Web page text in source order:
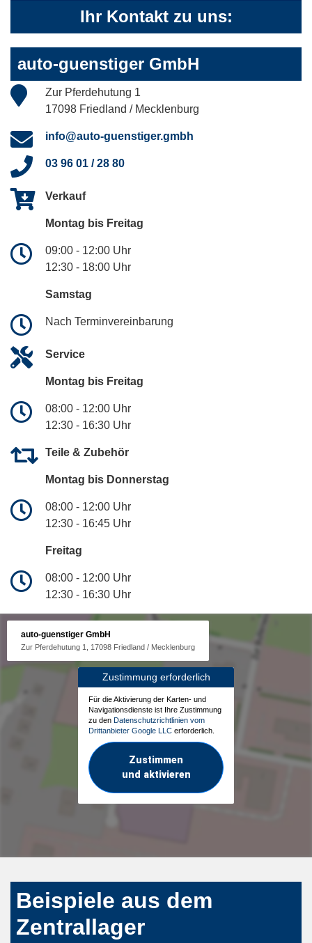
Ihr Kontakt zu uns:
auto-guenstiger GmbH
Zur Pferdehutung 1
17098 Friedland / Mecklenburg
info@auto-guenstiger.gmbh
03 96 01 / 28 80
Verkauf
Montag bis Freitag
09:00 - 12:00 Uhr
12:30 - 18:00 Uhr
Samstag
Nach Terminvereinbarung
Service
Montag bis Freitag
08:00 - 12:00 Uhr
12:30 - 16:30 Uhr
Teile & Zubehör
Montag bis Donnerstag
08:00 - 12:00 Uhr
12:30 - 16:45 Uhr
Freitag
08:00 - 12:00 Uhr
12:30 - 16:30 Uhr
auto-guenstiger GmbH
Zur Pferdehutung 1, 17098 Friedland / Mecklenburg
Zustimmung erforderlich
Für die Aktivierung der Karten- und
Navigationsdienste ist Ihre Zustimmung
zu den Datenschutzrichtlinien vom
Drittanbieter Google LLC erforderlich.
Zustimmen
und aktivieren
Beispiele aus dem
Zentrallager